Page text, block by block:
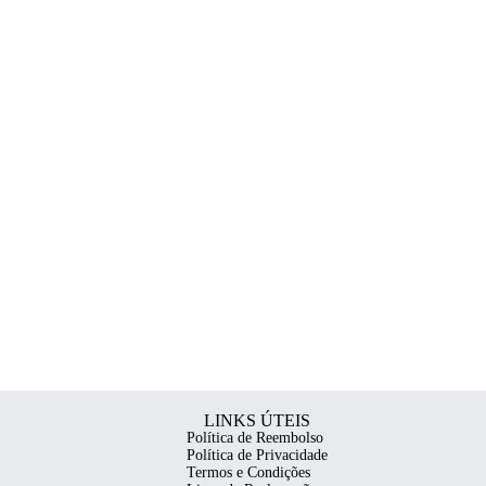
LINKS ÚTEIS
Política de Reembolso
Política de Privacidade
Termos e Condições